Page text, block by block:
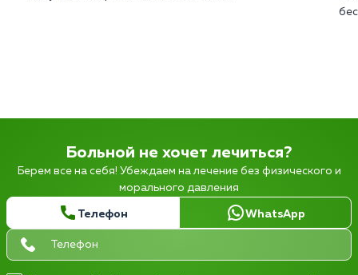
Больной не хочет лечиться?
Берем все на себя! Убеждаем на лечение без физического и
морального давления
Телефон WhatsApp